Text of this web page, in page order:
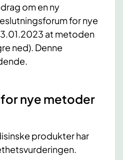
om en ny
for nye
at metoden
ned). Denne
nye metoder
produkter har